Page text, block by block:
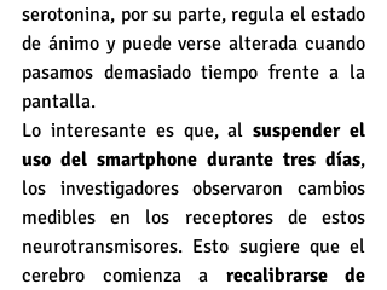
serotonina, por su parte, regula el estado
de ánimo y puede verse alterada cuando
pasamos demasiado tiempo frente a la
pantalla.
Lo interesante es que, al suspender el
uso del smartphone durante tres días,
los investigadores observaron cambios
medibles en los receptores de estos
neurotransmisores. Esto sugiere que el
cerebro comienza a recalibrarse de